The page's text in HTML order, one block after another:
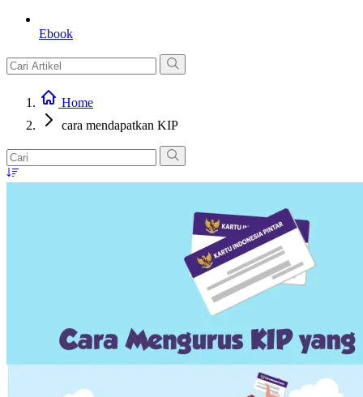
Ebook
Home
cara mendapatkan KIP